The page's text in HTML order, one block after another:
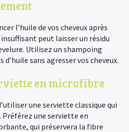
l’huile de vos cheveux après
peut laisser un résidu
Utilisez un shampoing
d’huile sans agresser vos cheveux.
en microfibre
une serviette classique qui
Préférez une serviette en
qui préservera la fibre